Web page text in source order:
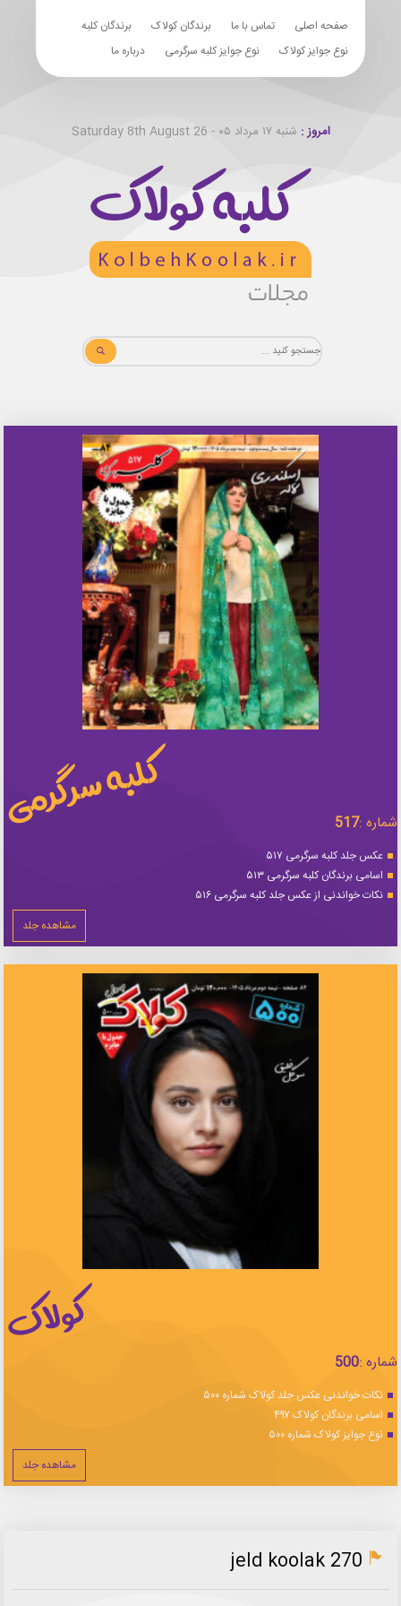
صفحه اصلی تماس با ما برندگان کولاک
برندگان کلبه
نوع جوایز کولاک
نوع جوایز کلبه سرگرمی درباره ما
امروز : شنبه ۱۷ مرداد ۰۵ - Saturday 8th August 26
شماره :517
عکس جلد کلبه سرگرمی ۵۱۷
اسامی برندگان کلبه سرگرمی ۵۱۳
نکات خواندنی از عکس جلد کلبه سرگرمی ۵۱۶
مشاهده جلد
شماره :500
نکات خواندنی عکس جلد کولاک شماره ۵۰۰
اسامی برندگان کولاک ۴۹۷
نوع جوایز کولاک شماره ۵۰۰
مشاهده جلد
jeld koolak 270